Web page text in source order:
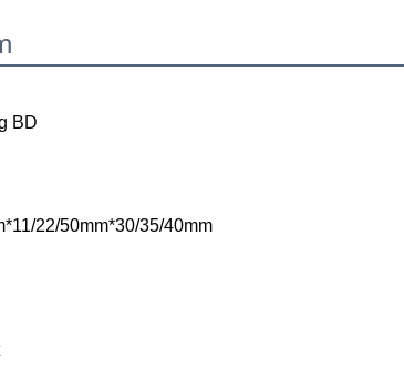
BD
22/50mm*30/35/40mm